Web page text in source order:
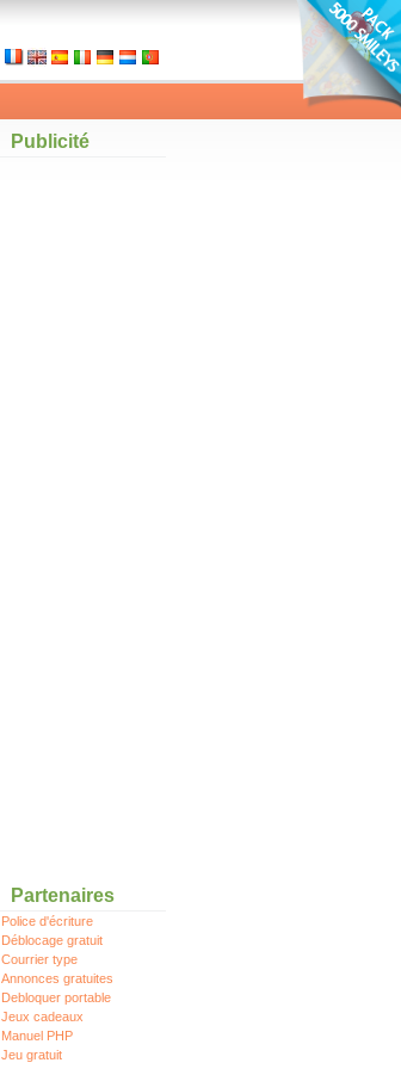
Publicité
Partenaires
Police d'écriture
Déblocage gratuit
Courrier type
Annonces gratuites
Debloquer portable
Jeux cadeaux
Manuel PHP
Jeu gratuit